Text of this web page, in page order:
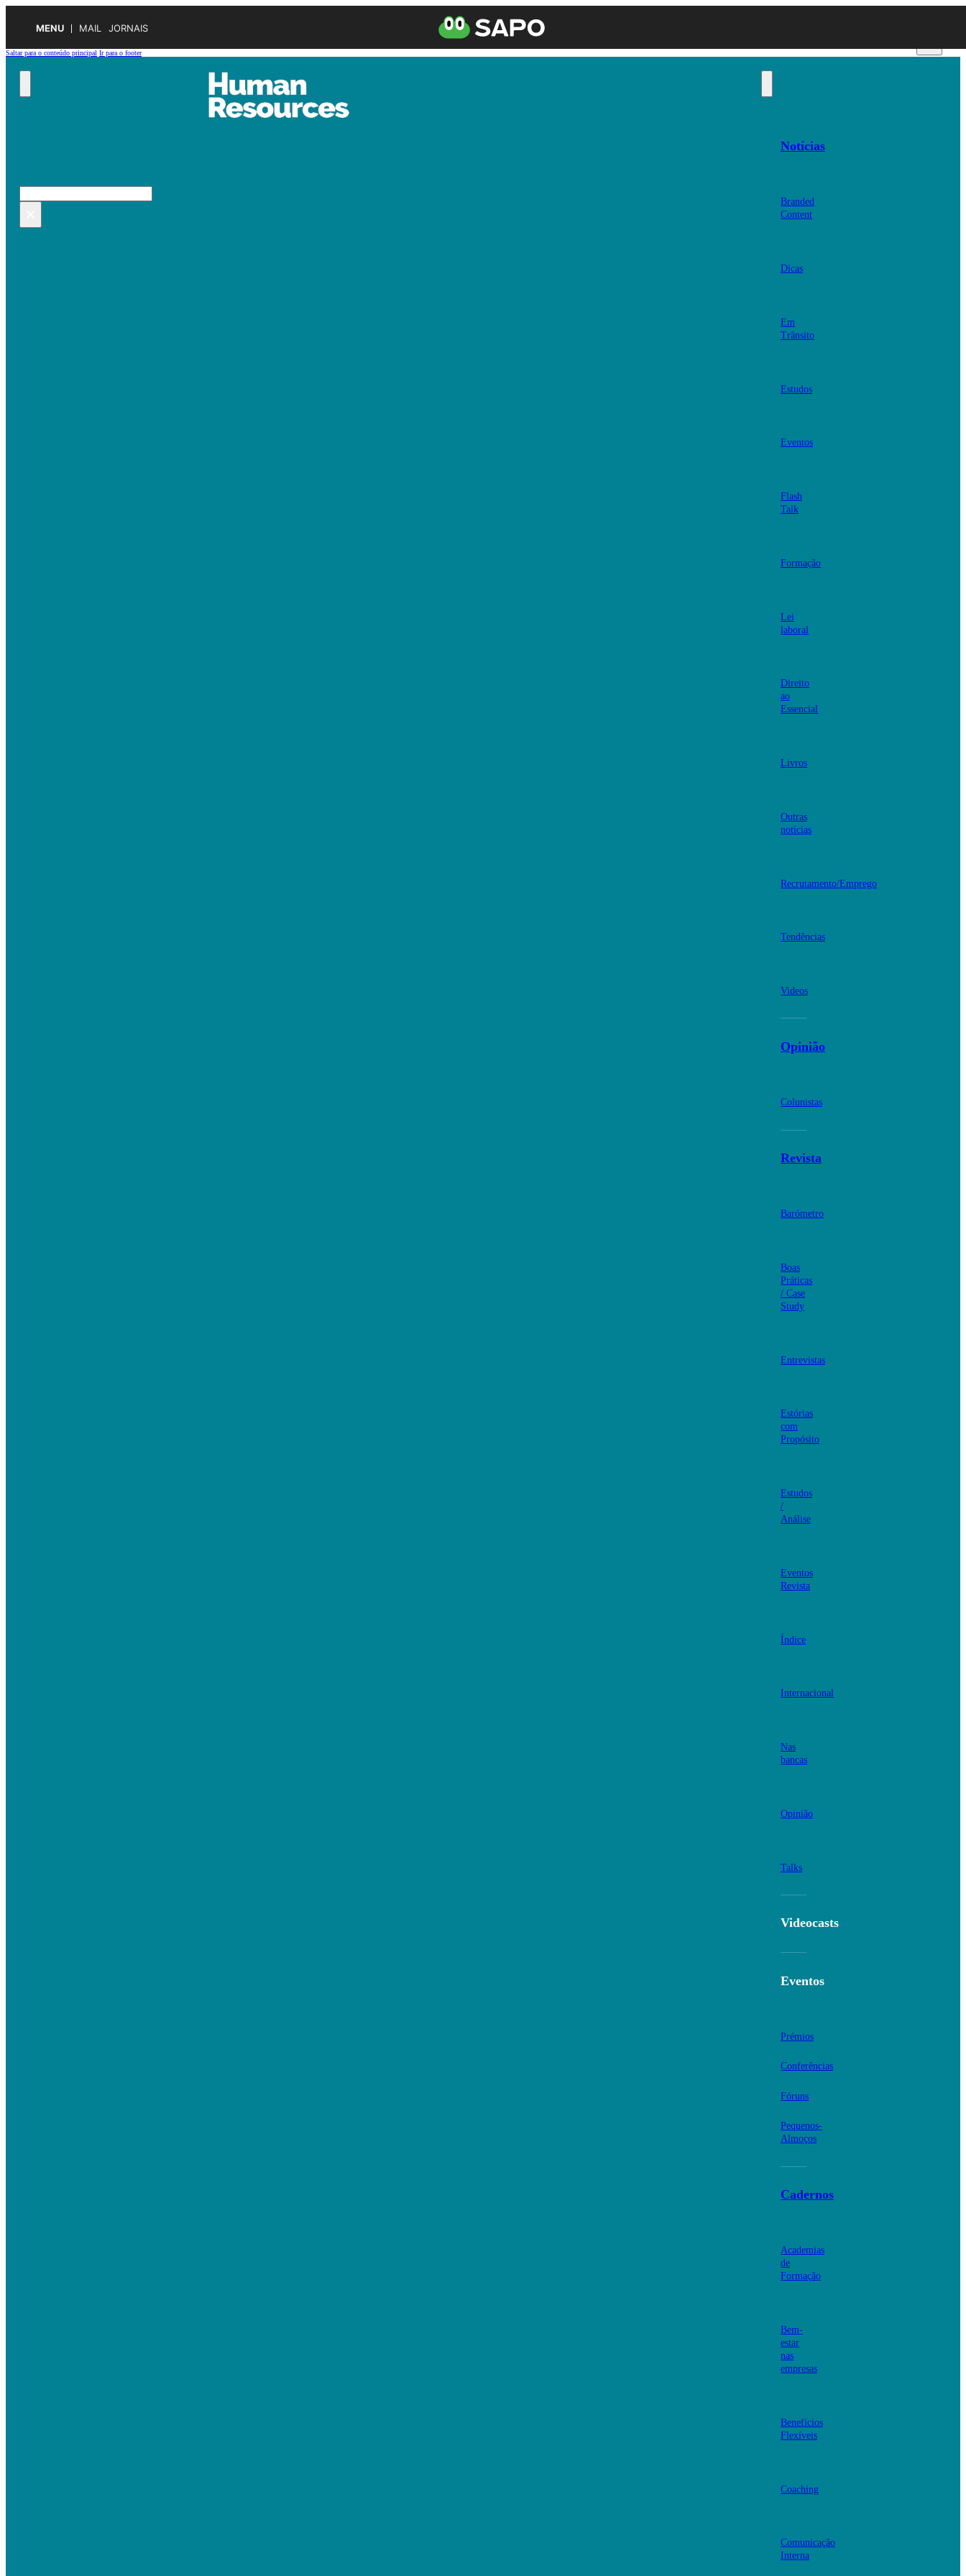
MENU MAIL JORNAIS
Saltar para o conteúdo principal Ir para o footer
Pesquisar
Notícias
Branded
Content
Dicas
Em
Trânsito
Estudos
Eventos
Flash
Talk
Formação
Lei
laboral
Direito
ao
Essencial
Livros
Outras
notícias
Recrutamento/Emprego
Tendências
Videos
Opinião
Colunistas
Revista
Barómetro
Boas
Práticas
/ Case
Study
Entrevistas
Estórias
com
Propósito
Estudos
/
Análise
Eventos
Revista
Índice
Internacional
Nas
bancas
Opinião
Talks
Videocasts
Eventos
Prémios
Conferências
Fóruns
Pequenos-
Almoços
Cadernos
Academias
de
Formação
Bem-
estar
nas
empresas
Benefícios
Flexíveis
Coaching
Comunicação
Interna